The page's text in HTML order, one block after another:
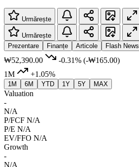
Urmărește
Urmărește
Prezentare
Finanțe Articole Flash News
₩52,390.00 -0.31% (-₩165.00)
1M
+1.05%
1M 6M YTD 1Y 5Y MAX
Valuation
-
N/A
P/FCF N/A
P/E N/A
EV/FFO N/A
Growth
-
N/A